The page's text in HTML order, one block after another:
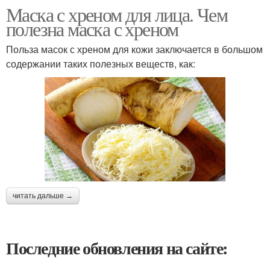
Маска с хреном для лица. Чем
полезна маска с хреном
Польза масок с хреном для кожи заключается в большом
содержании таких полезных веществ, как:
читать дальше →
Последние обновления на сайте: